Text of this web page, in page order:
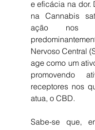
e eficácia na dor.
na Cannabis
ação nos
Nervoso Central
age como um
promovendo
receptores nos
atua, o CBD.
Sabe-se que,